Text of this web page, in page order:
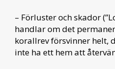
– Förluster och skador
handlar om det
korallrev försvinner helt,
inte ha ett hem att